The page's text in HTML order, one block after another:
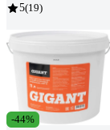
5(19)
-44%